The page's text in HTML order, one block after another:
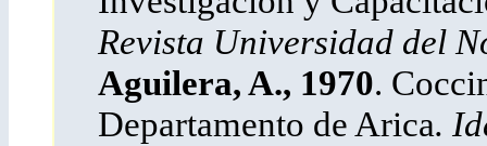
Revista Universidad del
Aguilera, A., 1970.
Departamento de Arica.